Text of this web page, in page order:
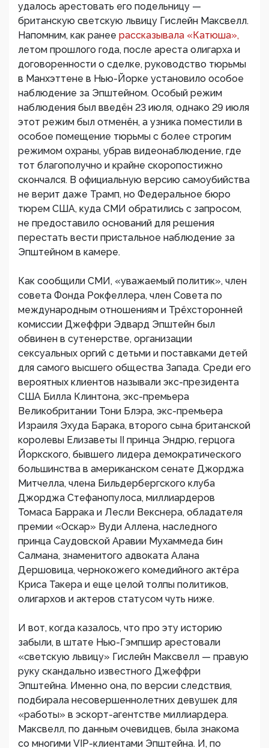
удалось арестовать его подельницу —
британскую светскую львицу Гислейн Максвелл.
Напомним, как ранее рассказывала «Катюша»,
летом прошлого года, после ареста олигарха и
договоренности о сделке, руководство тюрьмы
в Манхэттене в Нью-Йорке установило особое
наблюдение за Эпштейном. Особый режим
наблюдения был введён 23 июля, однако 29 июля
этот режим был отменён, а узника поместили в
особое помещение тюрьмы с более строгим
режимом охраны, убрав видеонаблюдение, где
тот благополучно и крайне скоропостижно
скончался. В официальную версию самоубийства
не верит даже Трамп, но Федеральное бюро
тюрем США, куда СМИ обратились с запросом,
не предоставило оснований для решения
перестать вести пристальное наблюдение за
Эпштейном в камере.
Как сообщили СМИ, «уважаемый политик», член
совета Фонда Рокфеллера, член Совета по
международным отношениям и Трёхсторонней
комиссии Джеффри Эдвард Эпштейн был
обвинен в сутенерстве, организации
сексуальных оргий с детьми и поставками детей
для самого высшего общества Запада. Среди его
вероятных клиентов называли экс-президента
США Билла Клинтона, экс-премьера
Великобритании Тони Блэра, экс-премьера
Израиля Эхуда Барака, второго сына британской
королевы Елизаветы II принца Эндрю, герцога
Йоркского, бывшего лидера демократического
большинства в американском сенате Джорджа
Митчелла, члена Бильдербергского клуба
Джорджа Стефанопулоса, миллиардеров
Томаса Баррака и Лесли Векснера, обладателя
премии «Оскар» Вуди Аллена, наследного
принца Саудовской Аравии Мухаммеда бин
Салмана, знаменитого адвоката Алана
Дершовица, чернокожего комедийного актёра
Криса Такера и еще целой толпы политиков,
олигархов и актеров статусом чуть ниже.
И вот, когда казалось, что про эту историю
забыли, в штате Нью-Гэмпшир арестовали
«светскую львицу» Гислейн Максвелл — правую
руку скандально известного Джеффри
Эпштейна. Именно она, по версии следствия,
подбирала несовершеннолетних девушек для
«работы» в эскорт-агентстве миллиардера.
Максвелл, по данным очевидцев, была знакома
со многими VIP-клиентами Эпштейна. И, по